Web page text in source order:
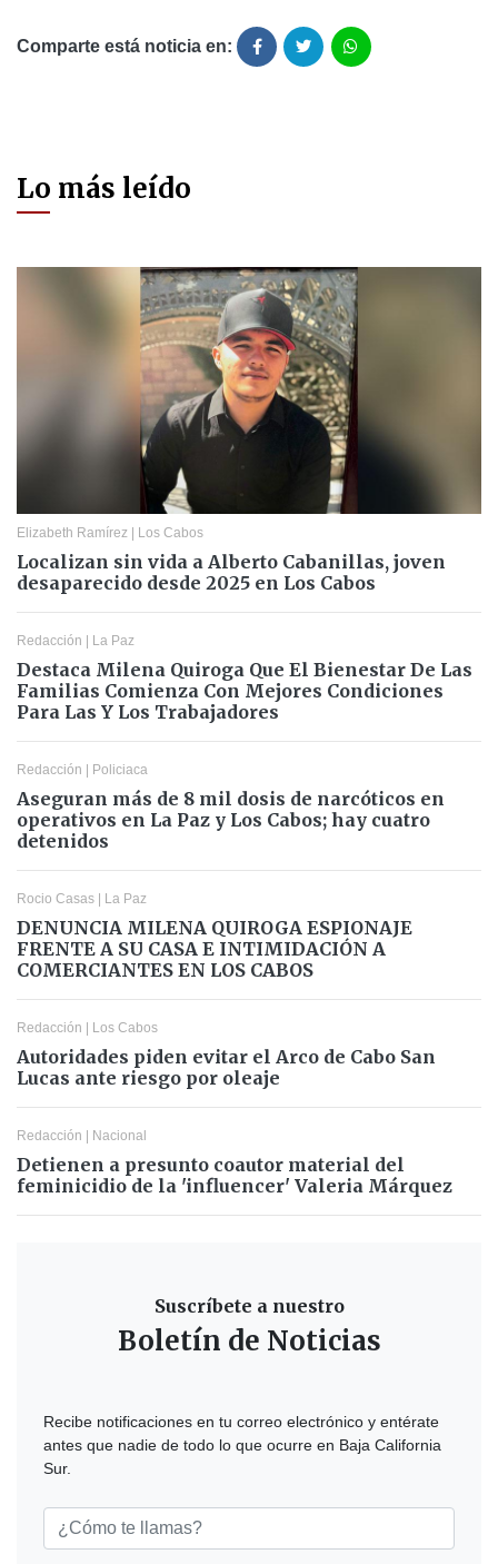
Comparte está noticia en:
Lo más leído
Elizabeth Ramírez | Los Cabos
Localizan sin vida a Alberto Cabanillas, joven
desaparecido desde 2025 en Los Cabos
Redacción | La Paz
Destaca Milena Quiroga Que El Bienestar De Las
Familias Comienza Con Mejores Condiciones
Para Las Y Los Trabajadores
Redacción | Policiaca
Aseguran más de 8 mil dosis de narcóticos en
operativos en La Paz y Los Cabos; hay cuatro
detenidos
Rocio Casas | La Paz
DENUNCIA MILENA QUIROGA ESPIONAJE
FRENTE A SU CASA E INTIMIDACIÓN A
COMERCIANTES EN LOS CABOS
Redacción | Los Cabos
Autoridades piden evitar el Arco de Cabo San
Lucas ante riesgo por oleaje
Redacción | Nacional
Detienen a presunto coautor material del
feminicidio de la 'influencer' Valeria Márquez
Suscríbete a nuestro
Boletín de Noticias
Recibe notificaciones en tu correo electrónico y entérate
antes que nadie de todo lo que ocurre en Baja California
Sur.